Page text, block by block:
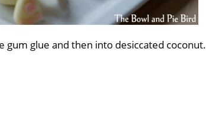
glue and then into desiccated coconut.